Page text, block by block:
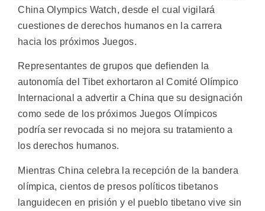
China Olympics Watch, desde el cual vigilará
cuestiones de derechos humanos en la carrera
hacia los próximos Juegos.
Representantes de grupos que defienden la
autonomía del Tibet exhortaron al Comité Olímpico
Internacional a advertir a China que su designación
como sede de los próximos Juegos Olímpicos
podría ser revocada si no mejora su tratamiento a
los derechos humanos.
Mientras China celebra la recepción de la bandera
olímpica, cientos de presos políticos tibetanos
languidecen en prisión y el pueblo tibetano vive sin